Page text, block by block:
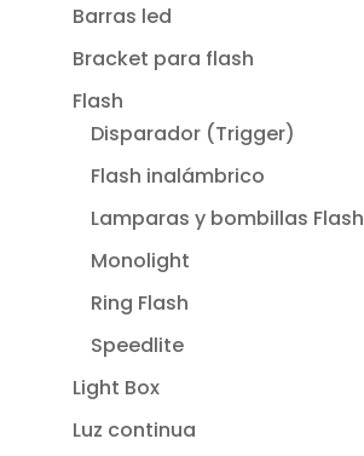
Barras led
Bracket para flash
Flash
Disparador (Trigger)
Flash inalámbrico
Lamparas y bombillas Flash
Monolight
Ring Flash
Speedlite
Light Box
Luz continua